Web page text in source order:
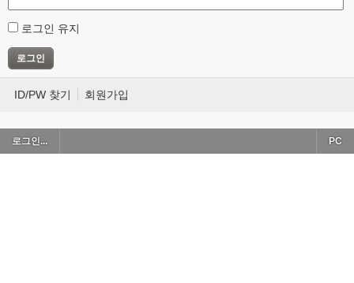
로그인 유지
ID/PW 찾기 회원가입
로그인... PC